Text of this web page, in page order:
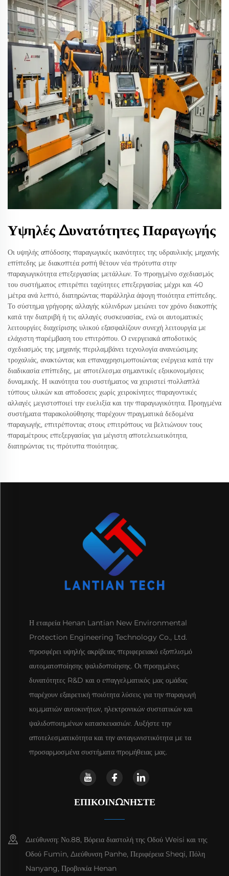
Υψηλές Δυνατότητες Παραγωγής
Οι υψηλής απόδοσης παραγωγικές ικανότητες της υδραυλικής μηχανής
επίπεδης με διακοπτέα ροπή θέτουν νέα πρότυπα στην
παραγωγικότητα επεξεργασίας μετάλλων. Το προηγμένο σχεδιασμός
του συστήματος επιτρέπει ταχύτητες επεξεργασίας μέχρι και 40
μέτρα ανά λεπτό, διατηρώντας παράλληλα άψογη ποιότητα επίπεδης.
Το σύστημα γρήγορης αλλαγής κύλινδρων μειώνει τον χρόνο διακοπής
κατά την διατριβή ή τις αλλαγές συσκευασίας, ενώ οι αυτοματικές
λειτουργίες διαχείρισης υλικού εξασφαλίζουν συνεχή λειτουργία με
ελάχιστη παρέμβαση του επιτρόπου. Ο ενεργειακά αποδοτικός
σχεδιασμός της μηχανής περιλαμβάνει τεχνολογία ανανεώσιμης
τροχαλιάς, ανακτώντας και επαναχρησιμοποιώντας ενέργεια κατά την
διαδικασία επίπεδης, με αποτέλεσμα σημαντικές εξοικονομήσεις
δυναμικής. Η ικανότητα του συστήματος να χειριστεί πολλαπλά
τύπους υλικών και αποδοσεις χωρίς χειροκίνητες παραγοντικές
αλλαγές μεγιστοποιεί την ευελιξία και την παραγωγικότητα. Προηγμένα
συστήματα παρακολούθησης παρέχουν πραγματικά δεδομένα
παραγωγής, επιτρέποντας στους επιτρόπους να βελτιώνουν τους
παραμέτρους επεξεργασίας για μέγιστη αποτελειωτικότητα,
διατηρώντας τις πρότυπα ποιότητας.
Η εταιρεία Henan Lantian New Environmental
Protection Engineering Technology Co., Ltd.
προσφέρει υψηλής ακρίβειας περιφερειακό εξοπλισμό
αυτοματοποίησης ψαλιδοποίησης. Οι προηγμένες
δυνατότητες R&D και ο επαγγελματικός μας ομάδας
παρέχουν εξαιρετική ποιότητα λύσεις για την παραγωγή
κομματιών αυτοκινήτων, ηλεκτρονικών συστατικών και
ψαλιδοποιημένων κατασκευασιών. Αυξήστε την
αποτελεσματικότητα και την ανταγωνιστικότητα με τα
προσαρμοσμένα συστήματα προμήθειας μας.
ΕΠΙΚΟΙΝΩΝΉΣΤΕ
Διεύθυνση: Νο.88, Βόρεια διαστολή της Οδού Weisi και της
Οδού Fumin, Διεύθυνση Panhe, Περιφέρεια Sheqi, Πόλη
Nanyang, Προβινκία Henan